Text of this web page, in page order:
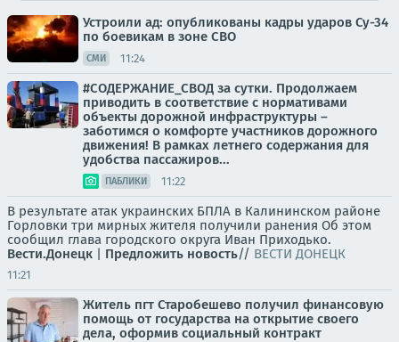
Устроили ад: опубликованы кадры ударов Су-34
по боевикам в зоне СВО
СМИ 11:24
#СОДЕРЖАНИЕ_СВОД за сутки. Продолжаем
приводить в соответствие с нормативами
объекты дорожной инфраструктуры –
заботимся о комфорте участников дорожного
движения! В рамках летнего содержания для
удобства пассажиров...
ПАБЛИКИ 11:22
В результате атак украинских БПЛА в Калининском районе
Горловки три мирных жителя получили ранения Об этом
сообщил глава городского округа Иван Приходько.
Вести.Донецк | Предложить новость// ВЕСТИ ДОНЕЦК
11:21
Житель пгт Старобешево получил финансовую
помощь от государства на открытие своего
дела, оформив социальный контракт